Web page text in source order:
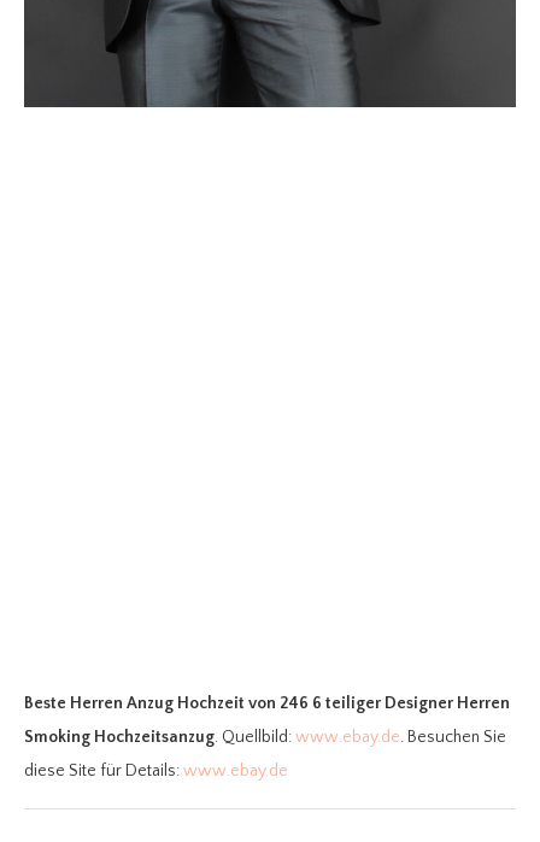
Beste Herren Anzug Hochzeit von 246 6 teiliger Designer Herren
Smoking Hochzeitsanzug. Quellbild:www.ebay.de. Besuchen Sie
diese Site für Details:www.ebay.de